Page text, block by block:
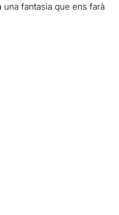
una fantasia que ens farà